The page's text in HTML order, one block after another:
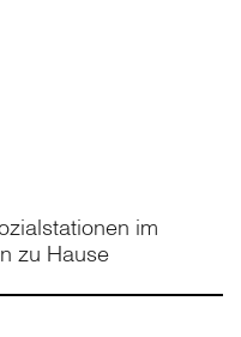
im
zu Hause